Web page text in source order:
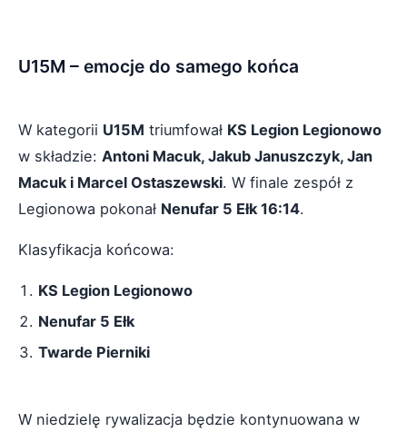
U15M – emocje do samego końca
W kategorii U15M triumfował KS Legion Legionowo
w składzie: Antoni Macuk, Jakub Januszczyk, Jan
Macuk i Marcel Ostaszewski. W finale zespół z
Legionowa pokonał Nenufar 5 Ełk 16:14.
Klasyfikacja końcowa:
KS Legion Legionowo
Nenufar 5 Ełk
Twarde Pierniki
W niedzielę rywalizacja będzie kontynuowana w